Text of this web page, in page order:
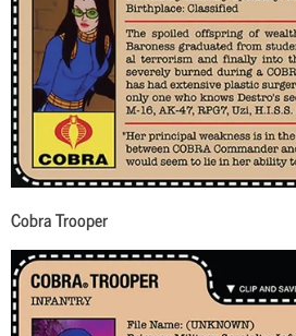
Cobra Trooper